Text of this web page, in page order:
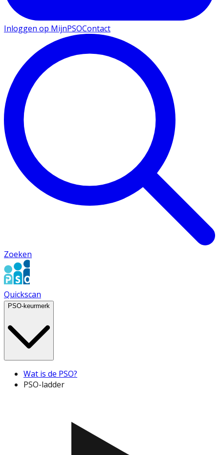
Inloggen op MijnPSOContact
Zoeken
Quickscan
PSO-keurmerk
Wat is de PSO?
PSO-ladder